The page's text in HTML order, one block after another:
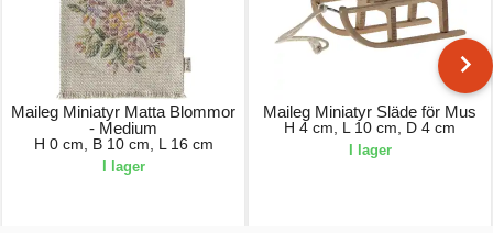
Maileg Miniatyr Matta Blommor
- Medium
H 0 cm, B 10 cm, L 16 cm
I lager
Maileg Miniatyr Släde för Mus
H 4 cm, L 10 cm, D 4 cm
I lager